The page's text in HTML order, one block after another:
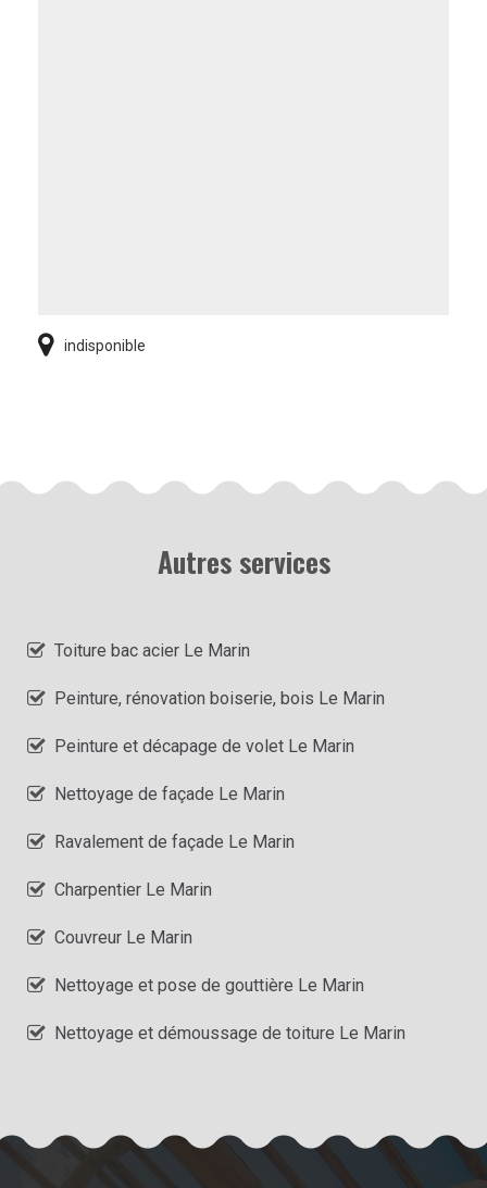
indisponible
Autres services
Toiture bac acier Le Marin
Peinture, rénovation boiserie, bois Le Marin
Peinture et décapage de volet Le Marin
Nettoyage de façade Le Marin
Ravalement de façade Le Marin
Charpentier Le Marin
Couvreur Le Marin
Nettoyage et pose de gouttière Le Marin
Nettoyage et démoussage de toiture Le Marin